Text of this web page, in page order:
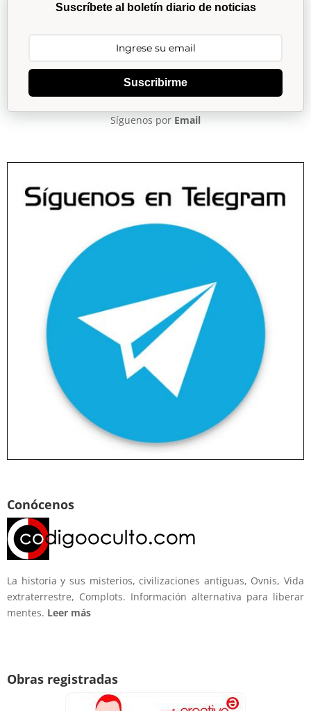
Suscríbete al boletín diario de noticias
Suscribirme
Síguenos por Email
Conócenos
La historia y sus misterios, civilizaciones antiguas, Ovnis, Vida
extraterrestre, Complots. Información alternativa para liberar
mentes. Leer más
Obras registradas